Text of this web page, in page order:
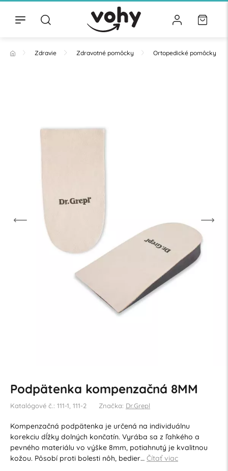
Zdravie Zdravotné pomôcky Ortopedické pomôcky
Podpätenka kompenzačná 8MM
Katalógové č.: 111-1, 111-2 Značka: Dr.Grepl
Kompenzačná podpätenka je určená na individuálnu
korekciu dĺžky dolných končatín. Vyrába sa z ľahkého a
pevného materiálu vo výške 8mm, potiahnutý je kvalitnou
kožou. Pôsobí proti bolesti nôh, bedier… Čítať viac